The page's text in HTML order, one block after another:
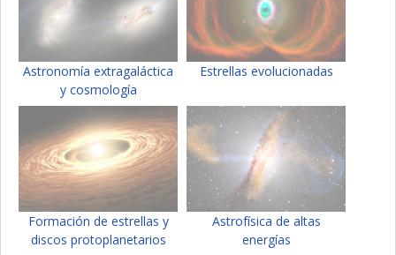
Astronomía extragaláctica
y cosmología
Estrellas evolucionadas
Formación de estrellas y
discos protoplanetarios
Astrofísica de altas
energías